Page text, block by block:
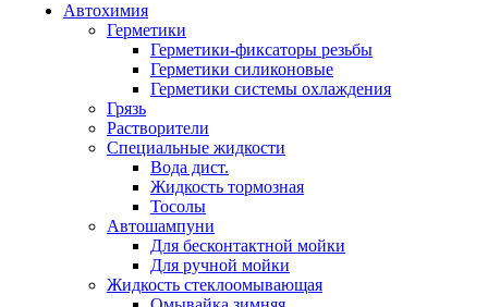
Автохимия
Герметики
Герметики-фиксаторы резьбы
Герметики силиконовые
Герметики системы охлаждения
Грязь
Растворители
Специальные жидкости
Вода дист.
Жидкость тормозная
Тосолы
Автошампуни
Для бесконтактной мойки
Для ручной мойки
Жидкость стеклоомывающая